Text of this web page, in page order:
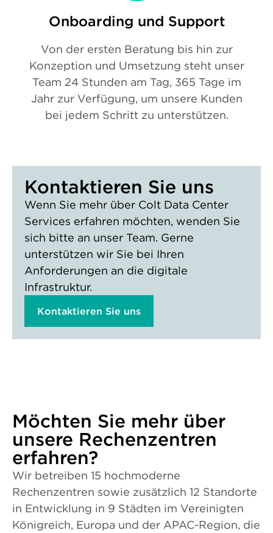
Onboarding und Support
Von der ersten Beratung bis hin zur
Konzeption und Umsetzung steht unser
Team 24 Stunden am Tag, 365 Tage im
Jahr zur Verfügung, um unsere Kunden
bei jedem Schritt zu unterstützen.
Kontaktieren Sie uns
Wenn Sie mehr über Colt Data Center
Services erfahren möchten, wenden Sie
sich bitte an unser Team. Gerne
unterstützen wir Sie bei Ihren
Anforderungen an die digitale
Infrastruktur.
Kontaktieren Sie uns
Möchten Sie mehr über
unsere Rechenzentren
erfahren?
Wir betreiben 15 hochmoderne
Rechenzentren sowie zusätzlich 12 Standorte
in Entwicklung in 9 Städten im Vereinigten
Königreich, Europa und der APAC-Region, die